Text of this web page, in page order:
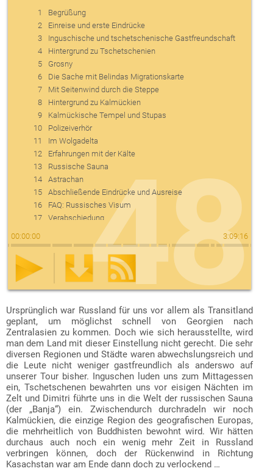
48
1
Begrüßung
2
Einreise und erste Eindrücke
3
Inguschische und tschetschenische Gastfreundschaft
4
Hintergrund zu Tschetschenien
5
Grosny
6
Die Sache mit Belindas Migrationskarte
7
Mit Seitenwind durch die Steppe
8
Hintergrund zu Kalmückien
9
Kalmückische Tempel und Stupas
10
Polizeiverhör
11
Im Wolgadelta
12
Erfahrungen mit der Kälte
13
Russische Sauna
14
Astrachan
15
Abschließende Eindrücke und Ausreise
16
FAQ: Russisches Visum
17
Verabschiedung
00:00:00 3:09:16
ZATP048.mp3
(rechte Maustaste, dann „Ziel speichern unter…“).
https://www.zweiradlertouren.de/podcast/zatp-feed.xml
(diese URL lässt sich in Podcast-Apps eingeben, wie z. B.
AntennaPod
oder Podcast Addict für Android bzw.Overcast
oderApple Podcasts für iOS).
Ursprünglich war Russland für uns vor allem als Transitland
geplant, um möglichst schnell von Georgien nach
Zentralasien zu kommen. Doch wie sich herausstellte, wird
man dem Land mit dieser Einstellung nicht gerecht. Die sehr
diversen Regionen und Städte waren abwechslungsreich und
die Leute nicht weniger gastfreundlich als anderswo auf
unserer Tour bisher. Inguschen luden uns zum Mittagessen
ein, Tschetschenen bewahrten uns vor eisigen Nächten im
Zelt und Dimitri führte uns in die Welt der russischen Sauna
(der „Banja“) ein. Zwischendurch durchradeln wir noch
Kalmückien, die einzige Region des geografischen Europas,
die mehrheitlich von Buddhisten bewohnt wird. Wir hätten
durchaus auch noch ein wenig mehr Zeit in Russland
verbringen können, doch der Rückenwind in Richtung
Kasachstan war am Ende dann doch zu verlockend …